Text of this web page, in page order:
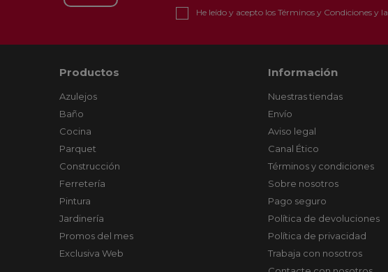
He leído y acepto los Términos y Condicionesy la
Productos
Azulejos
Baño
Cocina
Parquet
Construcción
Ferretería
Pintura
Jardinería
Promos del mes
Exclusiva Web
Información
Nuestras tiendas
Envío
Aviso legal
Canal Ético
Términos y condiciones
Sobre nosotros
Pago seguro
Política de devoluciones
Política de privacidad
Trabaja con nosotros